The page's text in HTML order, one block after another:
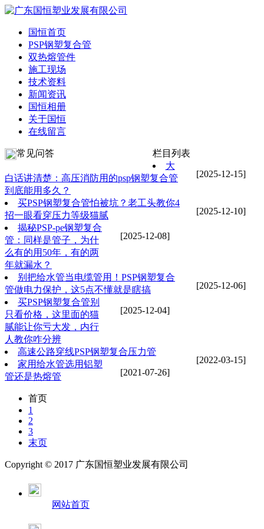
国恒首页
PSP钢塑复合管
双热熔管件
施工现场
技术资料
新闻资讯
国恒相册
关于国恒
在线留言
常见问答 栏目列表
[2025-12-15]
大
白话讲清楚：高压消防用的psp钢塑复合管
到底能用多久？
[2025-12-10]
买PSP钢塑复合管怕被坑？老工头教你4
招一眼看穿压力等级猫腻
[2025-12-08]
揭秘PSP-pe钢塑复合
管：同样是管子，为什
么有的用50年，有的两
年就漏水？
[2025-12-06]
别把给水管当电缆管用！PSP钢塑复合
管做电力保护，这5点不懂就是瞎搞
[2025-12-04]
买PSP钢塑复合管别
只看价格，这里面的猫
腻能让你亏大发，内行
人教你咋分辨
[2022-03-15]
高速公路穿线PSP钢塑复合压力管
[2021-07-26]
家用给水管选用铝塑
管还是热熔管
首页
1
2
3
末页
Copyright © 2017 广东国恒塑业发展有限公司
网站首页